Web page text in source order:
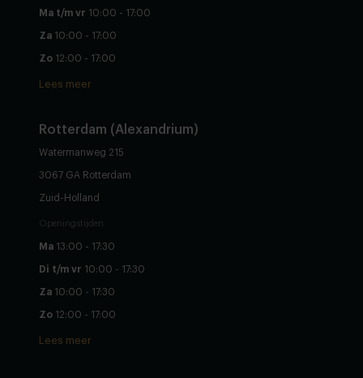
Ma t/m vr 10:00 - 17:00
Za 10:00 - 17:00
Zo 12:00 - 17:00
Lees meer
Rotterdam (Alexandrium)
Watermanweg 215
3067 GA Rotterdam
Zuid-Holland
Openingstijden
Ma 13:00 - 17:30
Di t/m vr 10:00 - 17:30
Za 10:00 - 17:30
Zo 12:00 - 17:00
Lees meer